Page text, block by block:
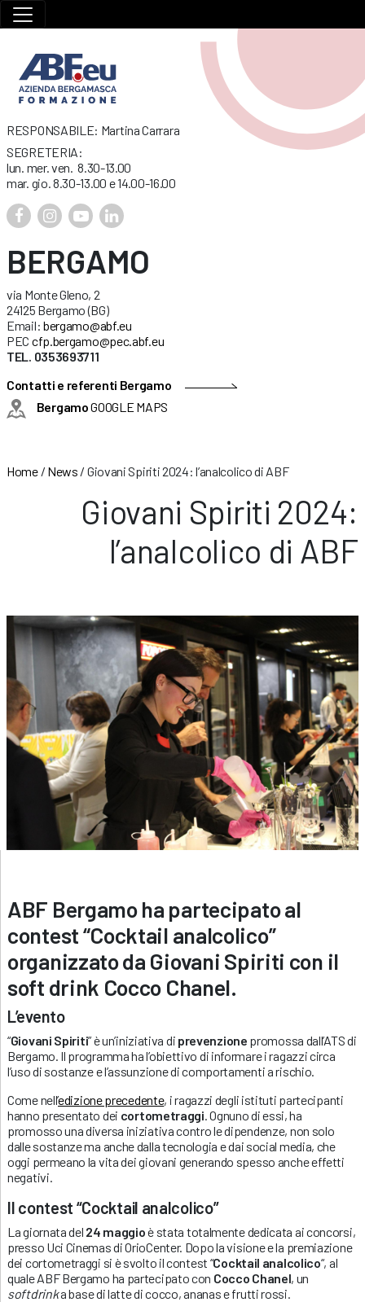
RESPONSABILE: Martina Carrara
SEGRETERIA:
lun. mer. ven. 8.30-13.00
mar. gio. 8.30-13.00 e 14.00-16.00
BERGAMO
via Monte Gleno, 2
24125 Bergamo (BG)
Email: bergamo@abf.eu
PEC cfp.bergamo@pec.abf.eu
TEL. 0353693711
Contatti e referenti Bergamo
BergamoGOOGLE MAPS
Home/ News / Giovani Spiriti 2024: l’analcolico di ABF
Giovani Spiriti 2024:
l’analcolico di ABF
ABF Bergamo ha partecipato al
contest “Cocktail analcolico”
organizzato da Giovani Spiriti con il
soft drink Cocco Chanel.
L’evento
“Giovani Spiriti” è un’iniziativa di prevenzione promossa dall’ATS di
Bergamo. Il programma ha l’obiettivo di informare i ragazzi circa
l’uso di sostanze e l’assunzione di comportamenti a rischio.
Come nell’edizione precedente, i ragazzi degli istituti partecipanti
hanno presentato dei cortometraggi . Ognuno di essi, ha
promosso una diversa iniziativa contro le dipendenze, non solo
dalle sostanze ma anche dalla tecnologia e dai social media, che
oggi permeano la vita dei giovani generando spesso anche effetti
negativi.
Il contest “Cocktail analcolico”
La giornata del 24 maggioè stata totalmente dedicata ai concorsi,
presso Uci Cinemas di OrioCenter. Dopo la visione e la premiazione
dei cortometraggi si è svolto il contest “Cocktail analcolico“, al
quale ABF Bergamo ha partecipato con Cocco Chanel, un
softdrinka base di latte di cocco, ananas e frutti rossi.